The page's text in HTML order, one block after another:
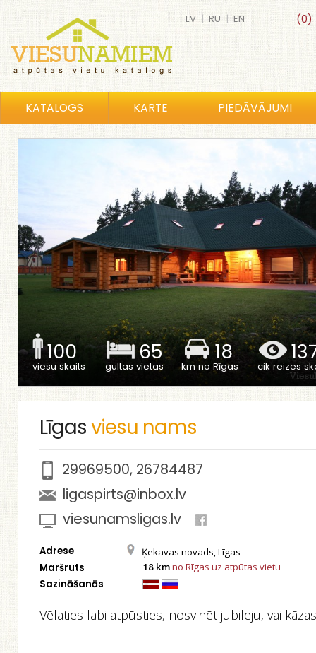
(0)
LV | RU | EN
KATALOGS KARTE PIEDĀVĀJUMI
100
viesu skaits
65
gultas vietas
18
km no Rīgas cik reizes
Līgasviesu nams
29969500, 26784487
ligaspirts@inbox.lv
viesunamsligas.lv
Adrese Ķekavas novads, Līgas
Maršruts 18 kmno Rīgas uz atpūtas vietu
Sazināšanās
Vēlaties labi atpūsties, nosvinēt jubileju, vai